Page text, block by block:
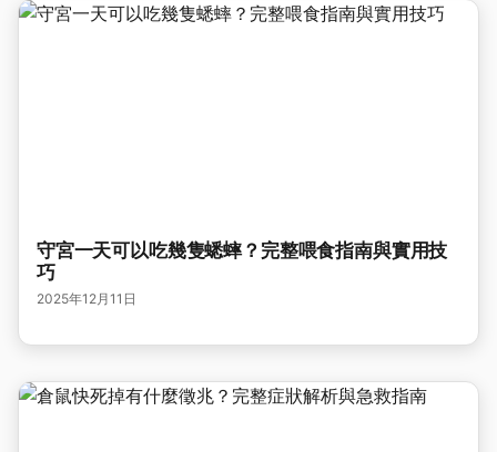
守宮一天可以吃幾隻蟋蟀？完整喂食指南與實用技
巧
2025年12月11日